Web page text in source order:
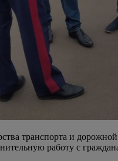
транспорта и
работу с